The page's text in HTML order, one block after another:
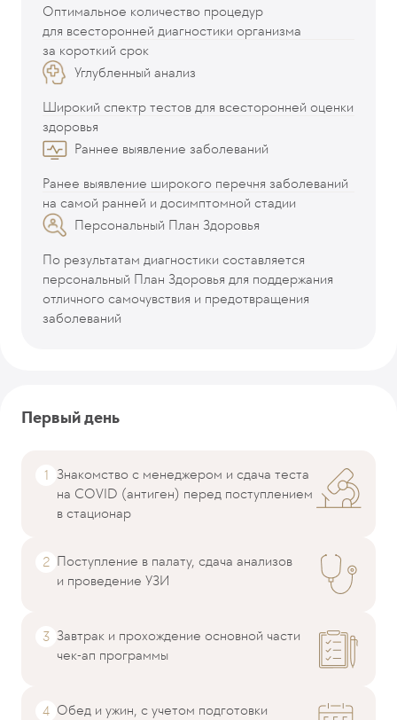
Оптимальное количество процедур
для всесторонней диагностики организма
за короткий срок
Углубленный анализ
Широкий спектр тестов для всесторонней оценки
здоровья
Раннее выявление заболеваний
Ранее выявление широкого перечня заболеваний
на самой ранней и досимптомной стадии
Персональный План Здоровья
По результатам диагностики составляется
персональный План Здоровья для поддержания
отличного самочувствия и предотвращения
заболеваний
Первый день
Знакомство с менеджером и сдача теста
на COVID (антиген) перед поступлением
в стационар
Поступление в палату, сдача анализов
и проведение УЗИ
Завтрак и прохождение основной части
чек-ап программы
Обед и ужин, с учетом подготовки